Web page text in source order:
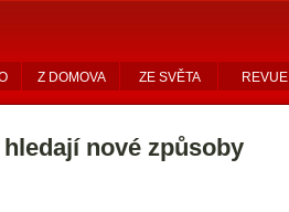
Z DOMOVA ZE SVĚTA REVUE
nové způsoby